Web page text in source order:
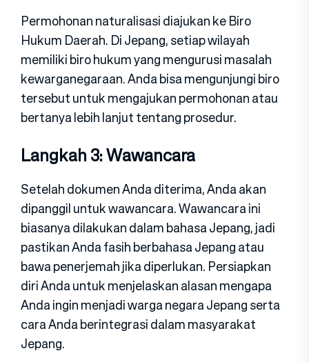
Permohonan naturalisasi diajukan ke Biro
Hukum Daerah. Di Jepang, setiap wilayah
memiliki biro hukum yang mengurusi masalah
kewarganegaraan. Anda bisa mengunjungi biro
tersebut untuk mengajukan permohonan atau
bertanya lebih lanjut tentang prosedur.
Langkah 3: Wawancara
Setelah dokumen Anda diterima, Anda akan
dipanggil untuk wawancara. Wawancara ini
biasanya dilakukan dalam bahasa Jepang, jadi
pastikan Anda fasih berbahasa Jepang atau
bawa penerjemah jika diperlukan. Persiapkan
diri Anda untuk menjelaskan alasan mengapa
Anda ingin menjadi warga negara Jepang serta
cara Anda berintegrasi dalam masyarakat
Jepang.